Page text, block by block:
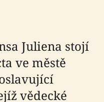
Juliena stojí
ve městě
vědecké